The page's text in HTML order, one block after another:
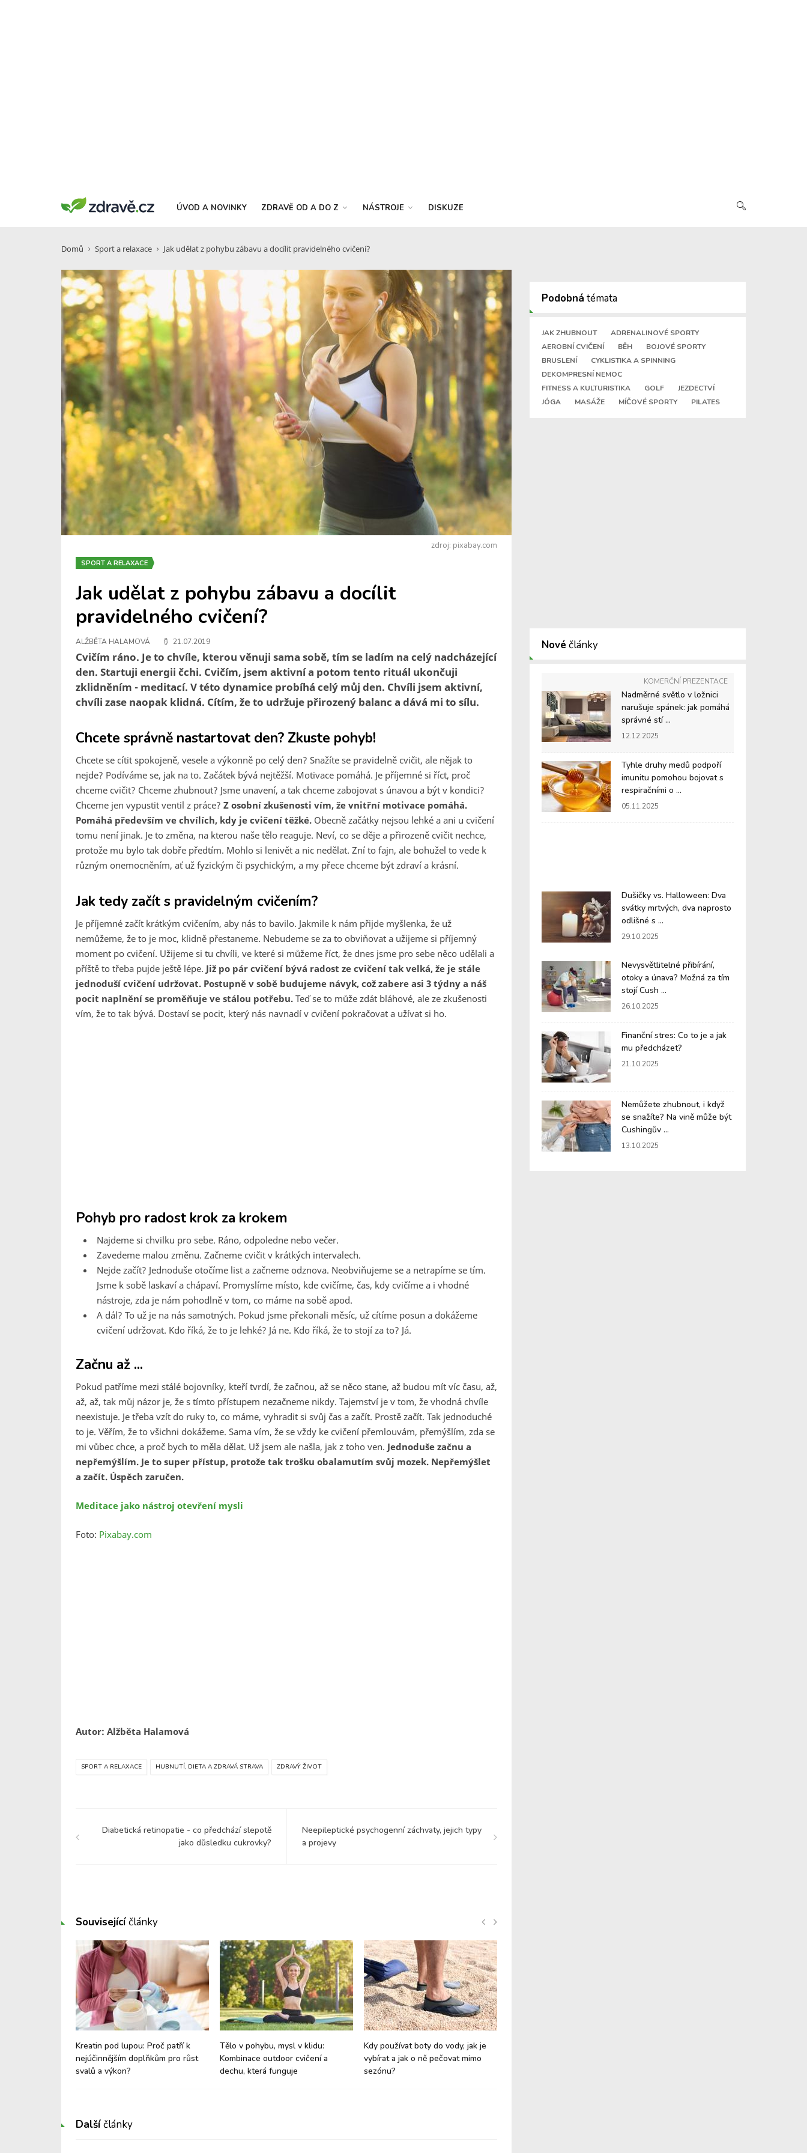
ÚVOD A NOVINKY ZDRAVĚ OD A DO Z NÁSTROJE DISKUZE
Domů Sport a relaxace Jak udělat z pohybu zábavu a docílit pravidelného cvičení?
zdroj: pixabay.com
SPORT A RELAXACE
Jak udělat z pohybu zábavu a docílit
pravidelného cvičení?
ALŽBĚTA HALAMOVÁ 21.07.2019
Cvičím ráno. Je to chvíle, kterou věnuji sama sobě, tím se ladím na celý nadcházející
den. Startuji energii čchi. Cvičím, jsem aktivní a potom tento rituál ukončuji
zklidněním - meditací. V této dynamice probíhá celý můj den. Chvíli jsem aktivní,
chvíli zase naopak klidná. Cítím, že to udržuje přirozený balanc a dává mi to sílu.
Chcete správně nastartovat den? Zkuste pohyb!
Chcete se cítit spokojeně, vesele a výkonně po celý den? Snažíte se pravidelně cvičit, ale nějak to
nejde? Podíváme se, jak na to. Začátek bývá nejtěžší. Motivace pomáhá. Je příjemné si říct, proč
chceme cvičit? Chceme zhubnout? Jsme unavení, a tak chceme zabojovat s únavou a být v kondici?
Chceme jen vypustit ventil z práce? Z osobní zkušenosti vím, že vnitřní motivace pomáhá.
Pomáhá především ve chvílích, kdy je cvičení těžké. Obecně začátky nejsou lehké a ani u cvičení
tomu není jinak. Je to změna, na kterou naše tělo reaguje. Neví, co se děje a přirozeně cvičit nechce,
protože mu bylo tak dobře předtím. Mohlo si lenivět a nic nedělat. Zní to fajn, ale bohužel to vede k
různým onemocněním, ať už fyzickým či psychickým, a my přece chceme být zdraví a krásní.
Jak tedy začít s pravidelným cvičením?
Je příjemné začít krátkým cvičením, aby nás to bavilo. Jakmile k nám přijde myšlenka, že už
nemůžeme, že to je moc, klidně přestaneme. Nebudeme se za to obviňovat a užijeme si příjemný
moment po cvičení. Užijeme si tu chvíli, ve které si můžeme říct, že dnes jsme pro sebe něco udělali a
příště to třeba pujde ještě lépe. Již po pár cvičení bývá radost ze cvičení tak velká, že je stále
jednoduší cvičení udržovat. Postupně v sobě budujeme návyk, což zabere asi 3 týdny a náš
pocit naplnění se proměňuje ve stálou potřebu. Teď se to může zdát bláhové, ale ze zkušenosti
vím, že to tak bývá. Dostaví se pocit, který nás navnadí v cvičení pokračovat a užívat si ho.
Pohyb pro radost krok za krokem
Najdeme si chvilku pro sebe. Ráno, odpoledne nebo večer.
Zavedeme malou změnu. Začneme cvičit v krátkých intervalech.
Nejde začít? Jednoduše otočíme list a začneme odznova. Neobviňujeme se a netrapíme se tím.
Jsme k sobě laskaví a chápaví. Promyslíme místo, kde cvičíme, čas, kdy cvičíme a i vhodné
nástroje, zda je nám pohodlně v tom, co máme na sobě apod.
A dál? To už je na nás samotných. Pokud jsme překonali měsíc, už cítíme posun a dokážeme
cvičení udržovat. Kdo říká, že to je lehké? Já ne. Kdo říká, že to stojí za to? Já.
Začnu až ...
Pokud patříme mezi stálé bojovníky, kteří tvrdí, že začnou, až se něco stane, až budou mít víc času, až,
až, až, tak můj názor je, že s tímto přístupem nezačneme nikdy. Tajemství je v tom, že vhodná chvíle
neexistuje. Je třeba vzít do ruky to, co máme, vyhradit si svůj čas a začít. Prostě začít. Tak jednoduché
to je. Věřím, že to všichni dokážeme. Sama vím, že se vždy ke cvičení přemlouvám, přemýšlím, zda se
mi vůbec chce, a proč bych to měla dělat. Už jsem ale našla, jak z toho ven. Jednoduše začnu a
nepřemýšlím. Je to super přístup, protože tak trošku obalamutím svůj mozek. Nepřemýšlet
a začít. Úspěch zaručen.
Meditace jako nástroj otevření mysli
Foto: Pixabay.com
Autor: Alžběta Halamová
SPORT A RELAXACE HUBNUTÍ, DIETA A ZDRAVÁ STRAVA ZDRAVÝ ŽIVOT
Diabetická retinopatie - co předchází slepotě
jako důsledku cukrovky?
Neepileptické psychogenní záchvaty, jejich typy
a projevy
Podobná témata
JAK ZHUBNOUT
ADRENALINOVÉ SPORTY
AEROBNÍ CVIČENÍ
BĚH
BOJOVÉ SPORTY
BRUSLENÍ
CYKLISTIKA A SPINNING
DEKOMPRESNÍ NEMOC
FITNESS A KULTURISTIKA
GOLF
JEZDECTVÍ
JÓGA
MASÁŽE MÍČOVÉ SPORTY PILATES
Nové články
KOMERČNÍ PREZENTACE
Nadměrné světlo v ložnici
narušuje spánek: jak pomáhá
správné stí ...
12.12.2025
Tyhle druhy medů podpoří
imunitu pomohou bojovat s
respiračními o ...
05.11.2025
Dušičky vs. Halloween: Dva
svátky mrtvých, dva naprosto
odlišné s ...
29.10.2025
Nevysvětlitelné přibírání,
otoky a únava? Možná za tím
stojí Cush ...
26.10.2025
Finanční stres: Co to je a jak
mu předcházet?
21.10.2025
Nemůžete zhubnout, i když
se snažíte? Na vině může být
Cushingův ...
13.10.2025
Souvisejícíčlánky
Kreatin pod lupou: Proč patří k
nejúčinnějším doplňkům pro růst
svalů a výkon?
Tělo v pohybu, mysl v klidu:
Kombinace outdoor cvičení a
dechu, která funguje
Kdy používat boty do vody, jak je
vybírat a jak o ně pečovat mimo
sezónu?
Dalšíčlánky